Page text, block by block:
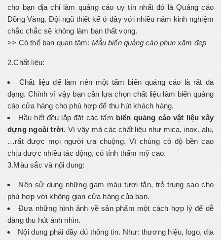
cho bạn địa chỉ làm quảng cáo uy tín nhất đó là Quảng cáo
Đồng Vàng. Đội ngũ thiết kế ở đây với nhiều năm kinh nghiệm
chắc chắc sẽ không làm bạn thất vọng.
>> Có thể bạn quan tâm: Mẫu biển quảng cáo phun xăm đẹp
2.Chất liệu:
Chất liệu để làm nên một tấm biển quảng cáo là rất đa
dạng. Chính vì vậy bạn cần lựa chọn chất liệu làm biển quảng
cáo cửa hàng cho phù hợp để thu hút khách hàng.
Hầu hết đều lắp đặt các tấm biển quảng cáo vật liệu xây
dựng ngoài trời. Vì vậy mà các chất liệu như mica, inox, alu,
…rất được mọi người ưa chuộng. Vì chúng có độ bền cao
chịu được nhiều tác động, có tính thẩm mỹ cao.
3.Màu sắc và nội dung:
Nên sử dụng những gam màu tươi tắn, trẻ trung sao cho
phù hợp với không gian cửa hàng của bạn.
Đưa những hình ảnh về sản phẩm một cách hợp lý để dễ
dàng thu hút ánh nhìn.
Nội dung phải đầy đủ thông tin. Như: thương hiệu, logo, địa